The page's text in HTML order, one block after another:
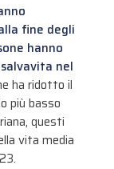
fine degli
hanno
nel
ha ridotto il
più basso
questi
vita media